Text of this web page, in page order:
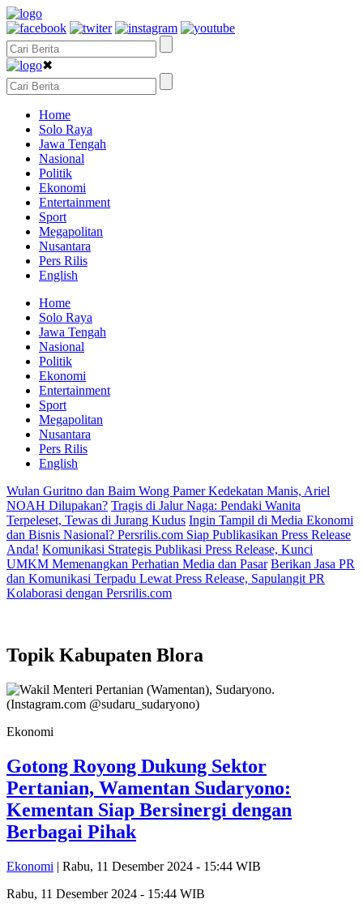
✖
Home
Solo Raya
Jawa Tengah
Nasional
Politik
Ekonomi
Entertainment
Sport
Megapolitan
Nusantara
Pers Rilis
English
Home
Solo Raya
Jawa Tengah
Nasional
Politik
Ekonomi
Entertainment
Sport
Megapolitan
Nusantara
Pers Rilis
English
Wulan Guritno dan Baim Wong Pamer Kedekatan Manis, Ariel
NOAH Dilupakan? Tragis di Jalur Naga: Pendaki Wanita
Terpeleset, Tewas di Jurang Kudus Ingin Tampil di Media Ekonomi
dan Bisnis Nasional? Persrilis.com Siap Publikasikan Press Release
Anda! Komunikasi Strategis Publikasi Press Release, Kunci
UMKM Memenangkan Perhatian Media dan Pasar Berikan Jasa PR
dan Komunikasi Terpadu Lewat Press Release, Sapulangit PR
Kolaborasi dengan Persrilis.com
Topik Kabupaten Blora
Ekonomi
Gotong Royong Dukung Sektor
Pertanian, Wamentan Sudaryono:
Kementan Siap Bersinergi dengan
Berbagai Pihak
Ekonomi | Rabu, 11 Desember 2024 - 15:44 WIB
Rabu, 11 Desember 2024 - 15:44 WIB